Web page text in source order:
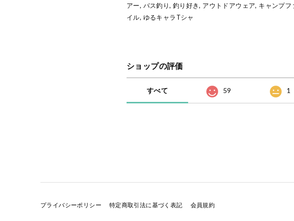
アー, バス釣り, 釣り好き, アウトドアウェア, キャンプフ
イル, ゆるキャラTシャ
ショップの評価
すべて 59 1
プライバシーポリシー 特定商取引法に基づく表記 会員規約